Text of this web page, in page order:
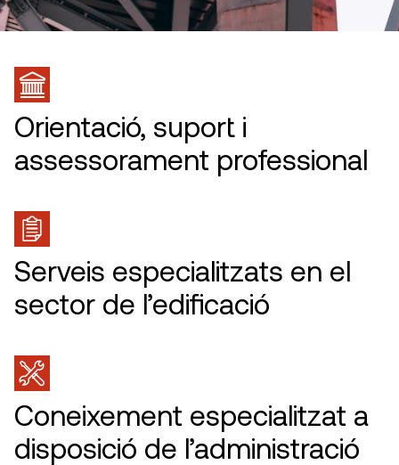
Orientació, suport i
assessorament professional
Serveis especialitzats en el
sector de l’edificació
Coneixement especialitzat a
disposició de l’administració